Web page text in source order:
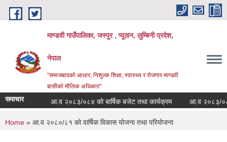
Skip to main content
माण्डवी गाउँपालिका, जस्पुर , प्यूठान, लुम्बिनी प्रदेश,
नेपाल
"समाजबादको आधार, निशुल्क शिक्षा, स्वास्थ्य र रोजगार माण्डवी
बासीको मौलिक अधिकार"
समाचार
सूचना आ.व २०८३/०८४ को बार्षिक बजेट तथा कार्यक्रम आ.व २०८३/०८४
You are here
Home » आ.व २०८०/८१ को वार्षिक विकास योजना तथा परियोजना